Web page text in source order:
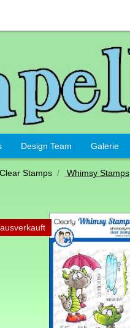
Design Team Galerie
Clear Stamps Whimsy Stamps
ausverkauft